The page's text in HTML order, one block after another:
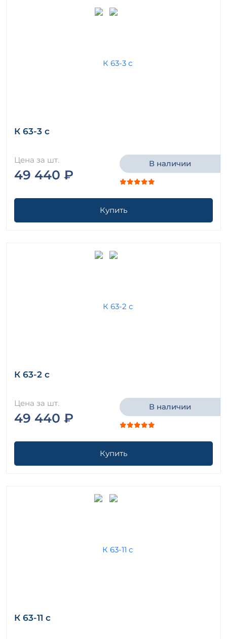
К 63-3 с
Цена за шт.
49 440 ₽
В наличии
Купить
К 63-2 с
Цена за шт.
49 440 ₽
В наличии
Купить
К 63-11 с